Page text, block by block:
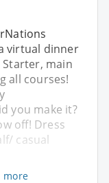
virtual dinner
Starter, main
all courses!
you make it?
off! Dress
casual
more